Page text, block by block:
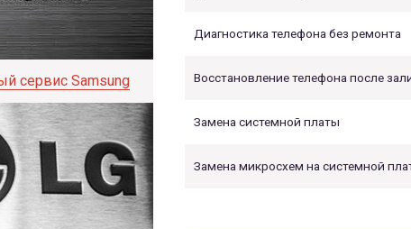
сервис Samsung
Диагностика телефона без ремонта
Восстановление телефона после
Замена системной платы
Замена микросхем на системной